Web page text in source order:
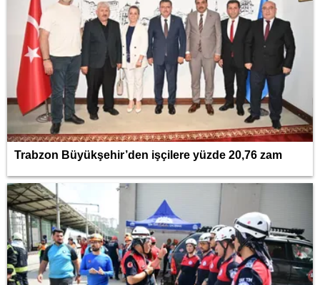
Trabzon Büyükşehir’den işçilere yüzde 20,76 zam